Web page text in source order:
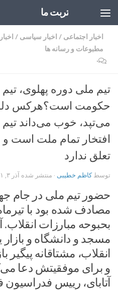
تربت ما
اخبار اجتماعی / اخبار سیاسی /
مطبوعات و رسانه ها
۰
تیم ملی دوره پهلوی، تیم
حکومت است؟هرکس دلش
می‌تپد، خوب می‌داند تیم
افتخار تمام ملت است
تعلق ندارد
توسطکاظم خطیبی · منتشر شده آذر ۳, ۱۴۰۱
بحبوحه مبارزات انقلاب.
مسجد و دانشگاه و بازار
انقلاب،‌ مشتاقانه پیگیر
و برای موفقیتش دعا
آتابای، رییس فدراسیون